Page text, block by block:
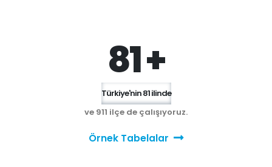
81 +
Türkiye'nin 81 ilinde
ve 911 ilçe de çalışıyoruz.
Örnek Tabelalar